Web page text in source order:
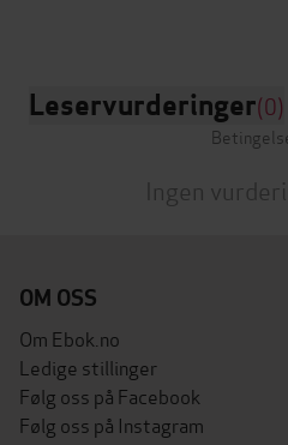
Leservurderinger(0)
Ingen
OM OSS
Om Ebok.no
Ledige stillinger
Følg oss på Facebook
Følg oss på Instagram